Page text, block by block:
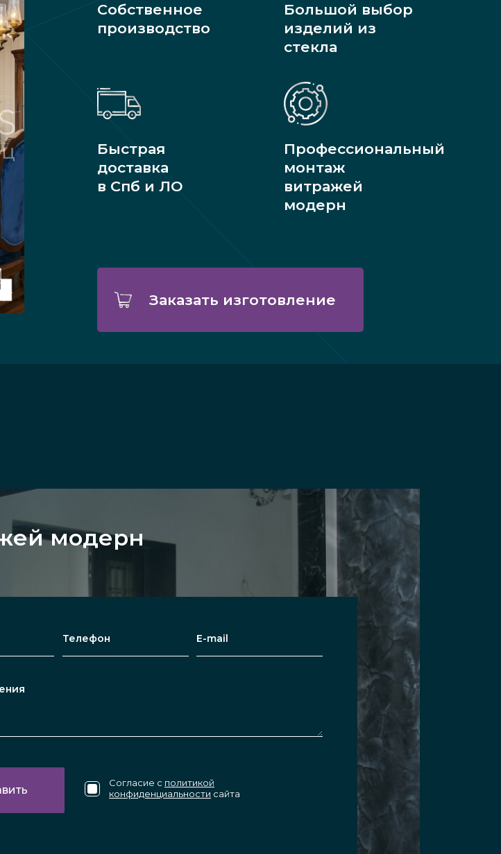
Собственное
производство
Большой выбор
изделий из
стекла
Быстрая
доставка
в Спб и ЛО
Профессиональный
монтаж
витражей
модерн
Заказать изготовление
модерн
Согласие с политикой
конфиденциальности сайта